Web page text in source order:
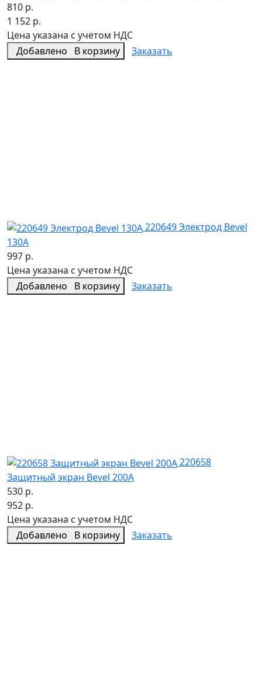
810 р.
1 152 р.
Цена указана с учетом НДС
Добавлено
В корзину Заказать
220649 Электрод Bevel
130A
997 р.
Цена указана с учетом НДС
Добавлено
В корзину Заказать
220658
Защитный экран Bevel 200A
530 р.
952 р.
Цена указана с учетом НДС
Добавлено
В корзину Заказать